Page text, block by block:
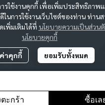
ะกร้า ซื้อเล
รใช้งานคุกกี้ เพื่อเพิ่มประสิทธิภาพ
นการใช้งานเว็บไซต์ของท่าน ท่านส
เพิ่มเติมได้ที่ นโยบายความเป็นส่วน
นโยบายคุกกี้
าคุกกี้ ยอมรับทั้งหมด
ผู้เข้าชมวันนี้9,234